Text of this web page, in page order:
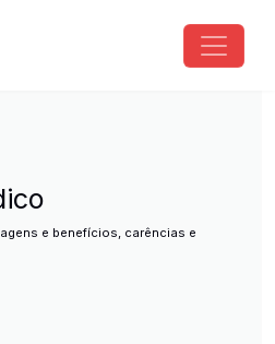
Comercial
e benefícios, carências e